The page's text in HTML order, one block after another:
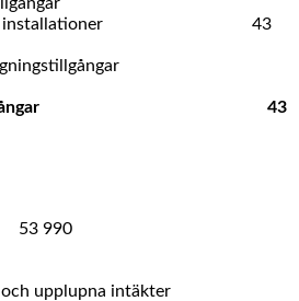
och installationer 43
anläggningstillgångar
43
fordringar
och upplupna intäkter